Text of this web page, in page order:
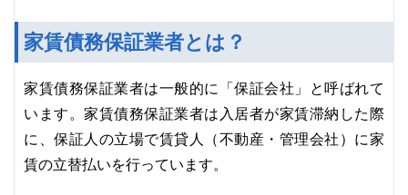
家賃債務保証業者とは？
家賃債務保証業者は一般的に「保証会社」と呼ばれて
います。家賃債務保証業者は入居者が家賃滞納した際
に、保証人の立場で賃貸人（不動産・管理会社）に家
賃の立替払いを行っています。